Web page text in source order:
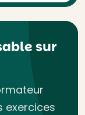
sur
exercices